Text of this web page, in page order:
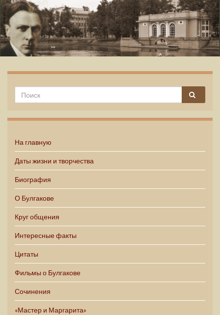
На главную
Даты жизни и творчества
Биография
О Булгакове
Круг общения
Интересные факты
Цитаты
Фильмы о Булгакове
Сочинения
«Мастер и Маргарита»